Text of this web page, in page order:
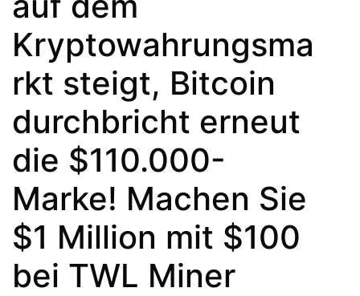
Kryptowahrungsma
rkt steigt, Bitcoin
durchbricht erneut
die $110.000-
Marke! Machen Sie
$1 Million mit $100
bei TWL Miner